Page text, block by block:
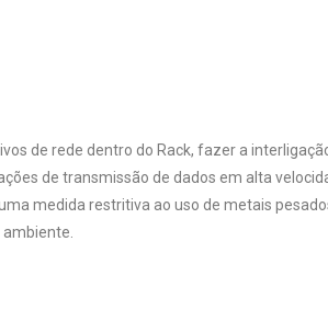
de rede dentro do Rack, fazer a
de transmissão de dados em alta
medida restritiva ao uso de metais